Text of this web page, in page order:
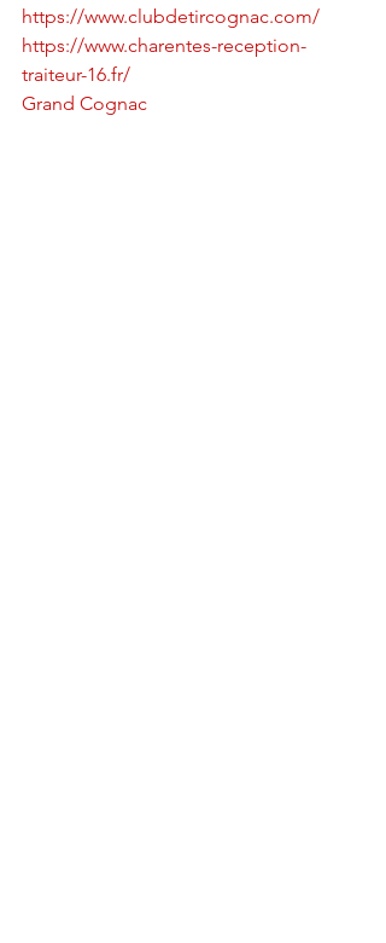
https://www.clubdetircognac.com/
https://www.charentes-reception-
traiteur-16.fr/
Grand Cognac